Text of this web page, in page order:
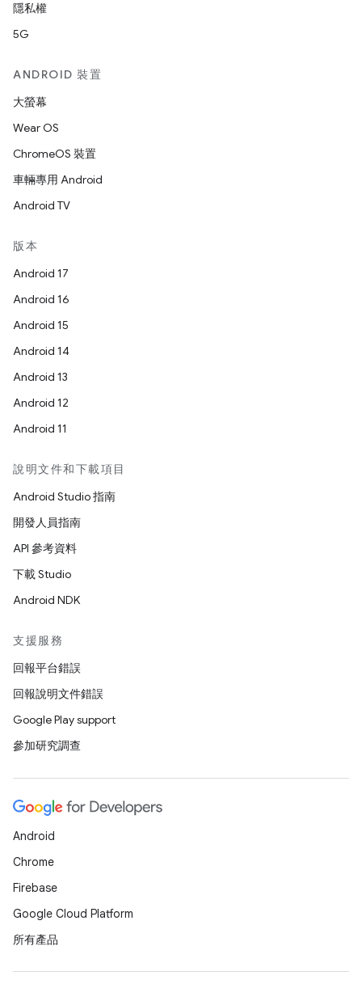
隱私權
5G
ANDROID 裝置
大螢幕
Wear OS
ChromeOS 裝置
車輛專用 Android
Android TV
版本
Android 17
Android 16
Android 15
Android 14
Android 13
Android 12
Android 11
說明文件和下載項目
Android Studio 指南
開發人員指南
API 參考資料
下載 Studio
Android NDK
支援服務
回報平台錯誤
回報說明文件錯誤
Google Play support
參加研究調查
Android
Chrome
Firebase
Google Cloud Platform
所有產品